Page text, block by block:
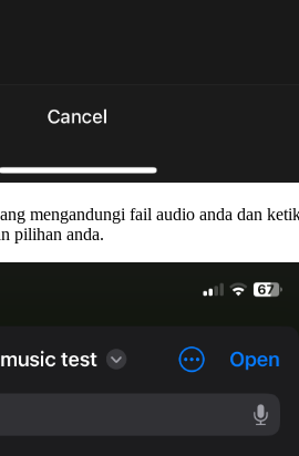
mengandungi fail audio anda dan
pilihan anda.